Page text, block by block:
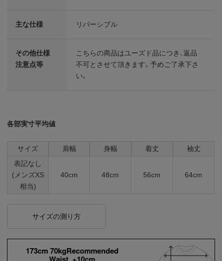
主な仕様 リバーシブル
その他仕様
注意点等
こちらの商品はユーズド品につき、返品
不可とさせて頂きます。予めご了承下さ
い。
各部実寸平均値
サイズ 肩幅 身幅 着丈
袖丈
表記なし
(メンズXS
相当)
40cm 48cm 56cm 64cm
サイズの測り方
173cm 70kgRecommended